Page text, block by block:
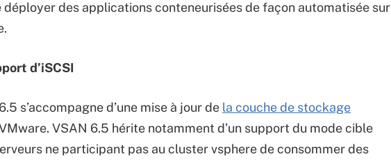
des applications conteneurisées de façon automatisée sur
d’iSCSI
s’accompagne d’une mise à jour de la couche de stockage
VSAN 6.5 hérite notamment d’un support du mode cible
ne participant pas au cluster vsphere de consommer des